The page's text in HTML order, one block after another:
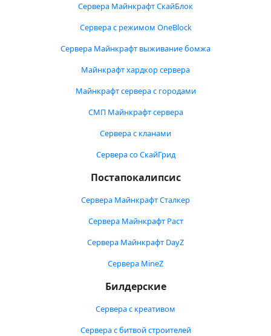
Сервера Майнкрафт СкайБлок
Сервера с режимом OneBlock
Сервера Майнкрафт выживание бомжа
Майнкрафт хардкор сервера
Майнкрафт сервера с городами
СМП Майнкрафт сервера
Сервера с кланами
Сервера со СкайГрид
Постапокалипсис
Сервера Майнкрафт Сталкер
Сервера Майнкрафт Раст
Сервера Майнкрафт DayZ
Сервера MineZ
Билдерские
Сервера с креативом
Сервера с битвой строителей